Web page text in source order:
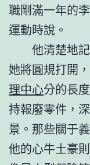
職剛滿一年的
運動時說。
他清楚地
她將圓規打開
理中心分的長
持報廢零件，
景。那些關于
他的心牛土豪